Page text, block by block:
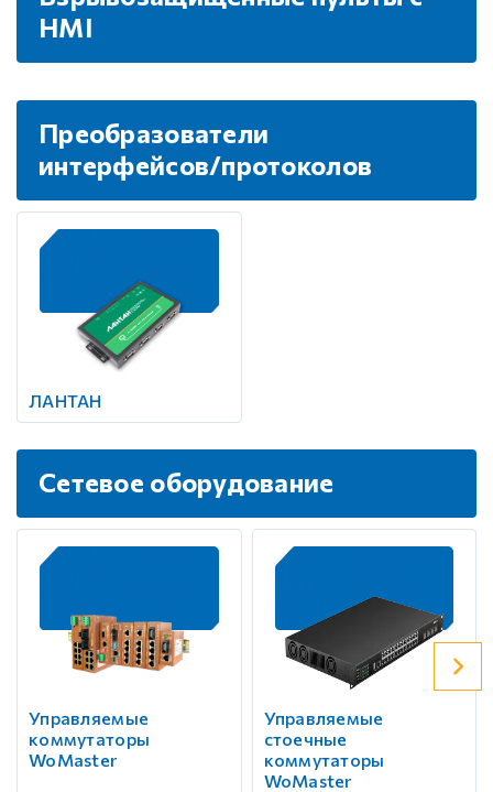
HMI
Преобразователи
интерфейсов/протоколов
ЛАНТАН
Сетевое оборудование
Управляемые
коммутаторы
WoMaster
Управляемые
стоечные
коммутаторы
WoMaster